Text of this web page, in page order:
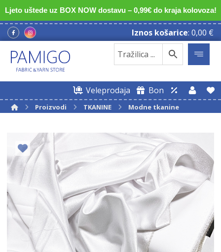
Ljeto uštede uz BOX NOW dostavu – 0,99€ do kraja kolovoza!
Iznos košarice: 0,00 €
Veleprodaja Bon
Proizvodi TKANINE Modne tkanine